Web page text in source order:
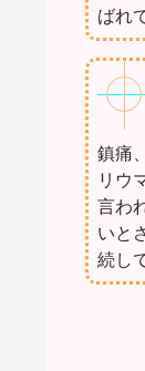
ばれ
鎮痛
リウ
言わ
いと
続し